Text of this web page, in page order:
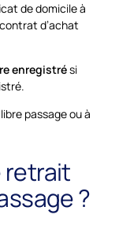
de domicile à
d’achat
enregistrési
passage ou à
retrait
?